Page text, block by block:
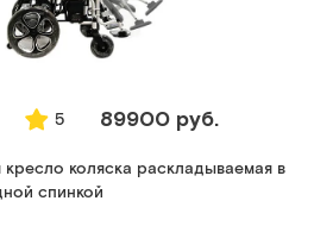
5 89900 руб.
коляска раскладываемая в
спинкой